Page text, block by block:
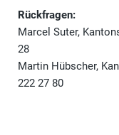
Rückfragen:
Marcel Suter,
28
Martin Hübscher,
222 27 80